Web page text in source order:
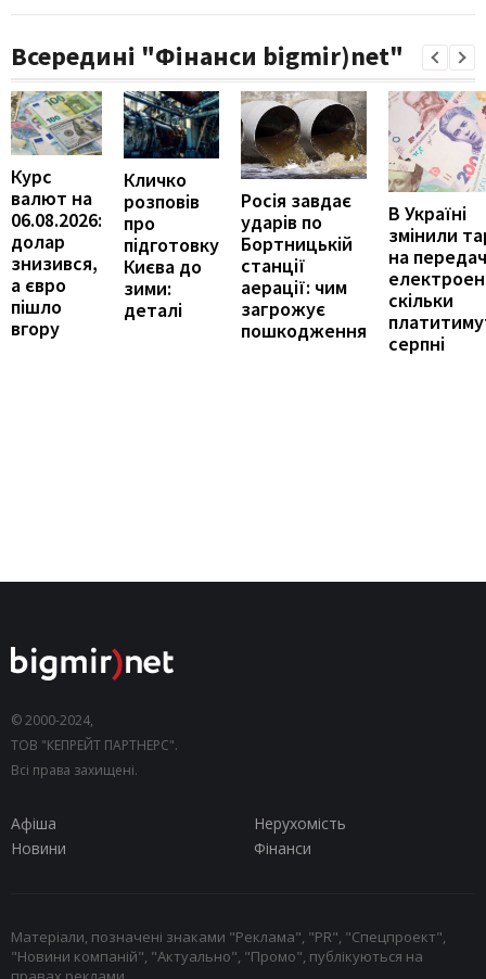
Всередині "Фінанси bigmir)net"
Курс
валют на
06.08.2026:
долар
знизився,
а євро
пішло
вгору
Кличко
розповів
про
підготовку
Києва до
зими:
деталі
Росія завдає
ударів по
Бортницькій
станції
аерації: чим
загрожує
пошкодження
В Україні
змінили
на
скільки
серпні
© 2000-2024,
ТОВ "КЕПРЕЙТ ПАРТНЕРС".
Всі права захищені.
Афіша
Нерухомість
Новини
Фінанси
Матеріали, позначені знаками "Реклама", "PR", "Спецпроект",
"Новини компаній", "Актуально", "Промо", публікуються на